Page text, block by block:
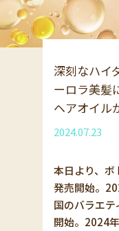
深刻なハイ
ーロラ美髪
ヘアオイル
2024.07.23
本日より、ボ
発売開始。
国のバラエ
開始。2024